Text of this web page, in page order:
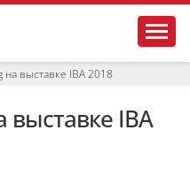
на выставке IBA 2018
выставке IBA